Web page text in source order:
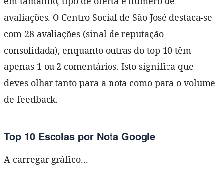
avaliações. O Centro Social de São José destaca-se
com 28 avaliações (sinal de reputação
consolidada), enquanto outras do top 10 têm
apenas 1 ou 2 comentários. Isto significa que
deves olhar tanto para a nota como para o volume
de feedback.
Top 10 Escolas por Nota Google
A carregar gráfico...